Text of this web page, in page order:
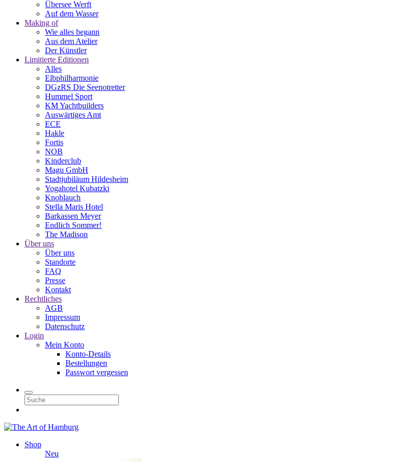
Übersee Werft
Auf dem Wasser
Making of
Wie alles begann
Aus dem Atelier
Der Künstler
Limitierte Editionen
Alles
Elbphilharmonie
DGzRS Die Seenotretter
Hummel Sport
KM Yachtbuilders
Auswärtiges Amt
ECE
Hakle
Fortis
NOB
Kinderclub
Magu GmbH
Stadtjubiläum Hildesheim
Yogahotel Kubatzki
Knoblauch
Stella Maris Hotel
Barkassen Meyer
Endlich Sommer!
The Madison
Über uns
Über uns
Standorte
FAQ
Presse
Kontakt
Rechtliches
AGB
Impressum
Datenschutz
Login
Mein Konto
Konto-Details
Bestellungen
Passwort vergessen
Shop
Neu